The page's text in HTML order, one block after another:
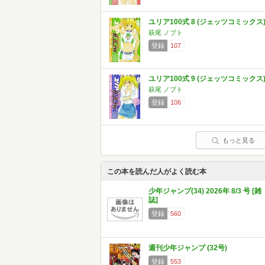
ユリア100式 8 (ジェッツコミックス)
萩尾 ノブト
登録
107
ユリア100式 9 (ジェッツコミックス)
萩尾 ノブト
登録
106
もっと見る
この本を読んだ人がよく読む本
少年ジャンプ(34) 2026年 8/3 号 [雑
誌]
登録 560
週刊少年ジャンプ (32号)
登録 553